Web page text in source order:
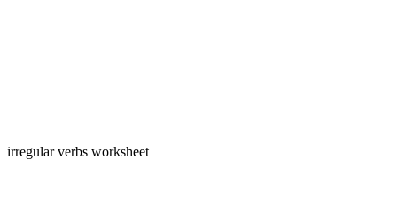
irregular verbs worksheet